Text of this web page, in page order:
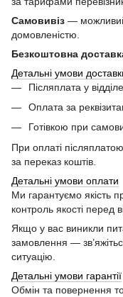
Самовивіз — можливий
домовленістю.
Безкоштовна
Детальні умови
Післяплата у
Оплата за
Готівкою при
При оплаті
за переказ коштів.
Детальні умови оплати
Ми гарантуємо якість
контроль якості перед
Якщо у вас виникли
замовлення —
ситуацію.
Детальні умови гарантії
Обмін та повернення